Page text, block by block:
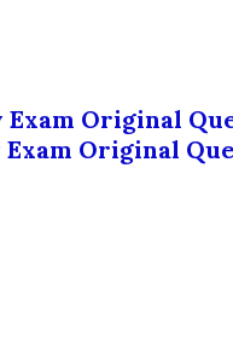
Original
Original